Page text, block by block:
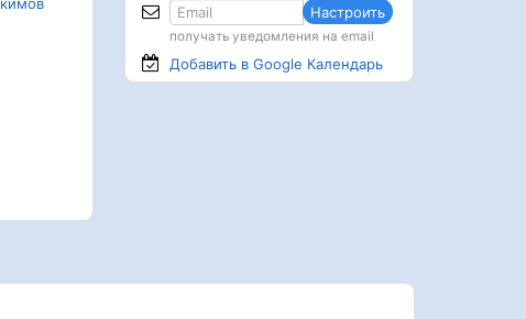
Настроить
получать уведомления на email
Добавить в Google Календарь